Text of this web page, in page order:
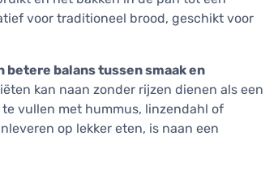
voor traditioneel brood, geschikt voor
betere balans tussen smaak en
kan naan zonder rijzen dienen als een
vullen met hummus, linzendahl of
op lekker eten, is naan een